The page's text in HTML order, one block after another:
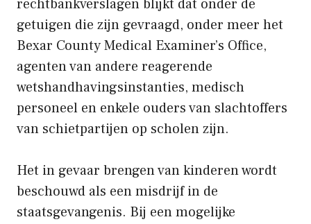
rechtbankverslagen blijkt dat onder de
getuigen die zijn gevraagd, onder meer het
Bexar County Medical Examiner’s Office,
agenten van andere reagerende
wetshandhavingsinstanties, medisch
personeel en enkele ouders van slachtoffers
van schietpartijen op scholen zijn.
Het in gevaar brengen van kinderen wordt
beschouwd als een misdrijf in de
staatsgevangenis. Bij een mogelijke